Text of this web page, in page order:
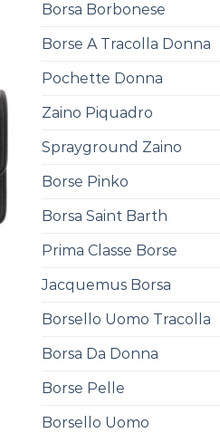
Borsa Borbonese
Borse A Tracolla Donna
Pochette Donna
Zaino Piquadro
Sprayground Zaino
Borse Pinko
Borsa Saint Barth
Prima Classe Borse
Jacquemus Borsa
Borsello Uomo Tracolla
Borsa Da Donna
Borse Pelle
Borsello Uomo